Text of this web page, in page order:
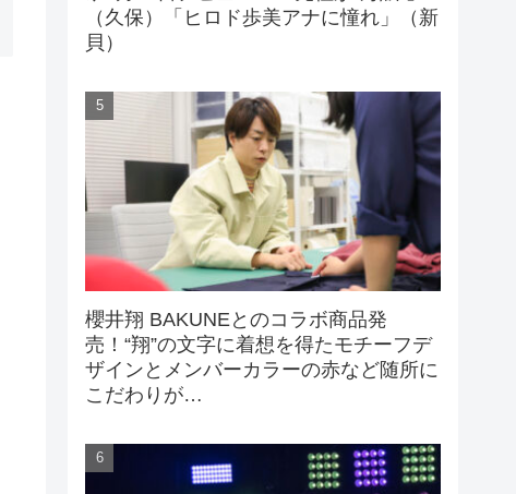
（久保）「ヒロド歩美アナに憧れ」（新
貝）
櫻井翔 BAKUNEとのコラボ商品発
売！“翔”の文字に着想を得たモチーフデ
ザインとメンバーカラーの赤など随所に
こだわりが…